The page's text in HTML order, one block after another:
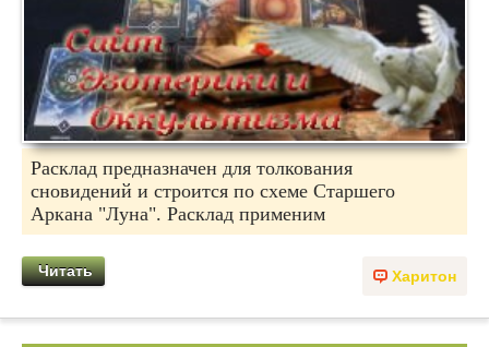
Расклад предназначен для толкования
сновидений и строится по схеме Старшего
Аркана "Луна". Расклад применим
Харитон
Читать